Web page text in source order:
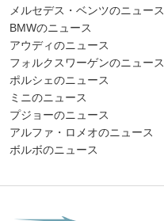
メルセデス・ベンツのニュース
BMWのニュース
アウディのニュース
フォルクスワーゲンのニュース
ポルシェのニュース
ミニのニュース
プジョーのニュース
アルファ・ロメオのニュース
ボルボのニュース